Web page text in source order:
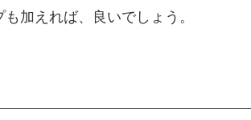
加えれば、良いでしょう。